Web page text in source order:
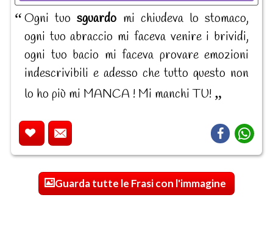
Ogni tuosguardo mi chiudeva lo stomaco,
ogni tuo abraccio mi faceva venire i brividi,
ogni tuo bacio mi faceva provare emozioni
indescrivibili e adesso che tutto questo non
lo ho più mi MANCA ! Mi manchi TU!
Guarda tutte le Frasi con l'immagine